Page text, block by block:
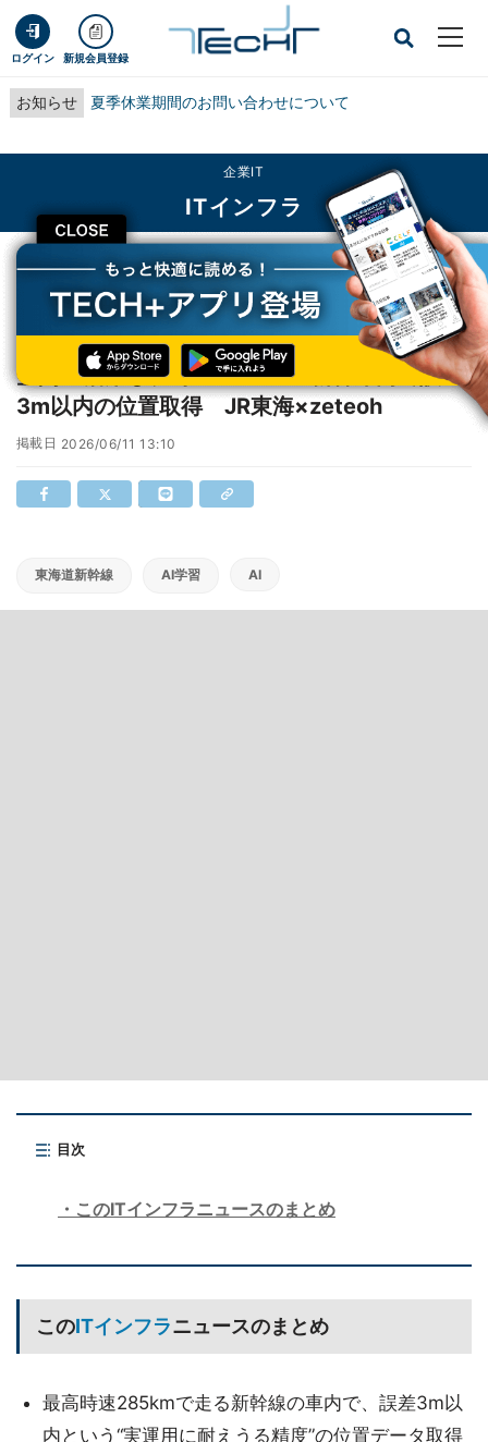
ログイン 新規会員登録
お知らせ 夏季休業期間のお問い合わせについて
CLOSE
企業IT
ITインフラ
TECH+ 企業IT
ITインフラ
空間AI活用し、時速285kmの新幹線内で誤差3m以内の位置取得 JR東海
空間AI活用し、時速285kmの新幹線内で誤差
3m以内の位置取得 JR東海×zeteoh
掲載日 2026/06/11 13:10
東海道新幹線 AI学習 AI
目次
このITインフラニュースのまとめ
このITインフラニュースのまとめ
最高時速285kmで走る新幹線の車内で、誤差3m以
内という“実運用に耐えうる精度”の位置データ取得